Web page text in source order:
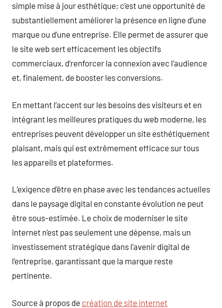
simple mise à jour esthétique; c’est une opportunité de
substantiellement améliorer la présence en ligne d’une
marque ou d’une entreprise. Elle permet de assurer que
le site web sert efficacement les objectifs
commerciaux, d’renforcer la connexion avec l’audience
et, finalement, de booster les conversions.
En mettant l’accent sur les besoins des visiteurs et en
intégrant les meilleures pratiques du web moderne, les
entreprises peuvent développer un site esthétiquement
plaisant, mais qui est extrêmement efficace sur tous
les appareils et plateformes.
L’exigence d’être en phase avec les tendances actuelles
dans le paysage digital en constante évolution ne peut
être sous-estimée. Le choix de moderniser le site
internet n’est pas seulement une dépense, mais un
investissement stratégique dans l’avenir digital de
l’entreprise, garantissant que la marque reste
pertinente.
Source à propos de création de site internet